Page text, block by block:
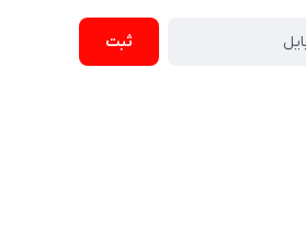
ثبت